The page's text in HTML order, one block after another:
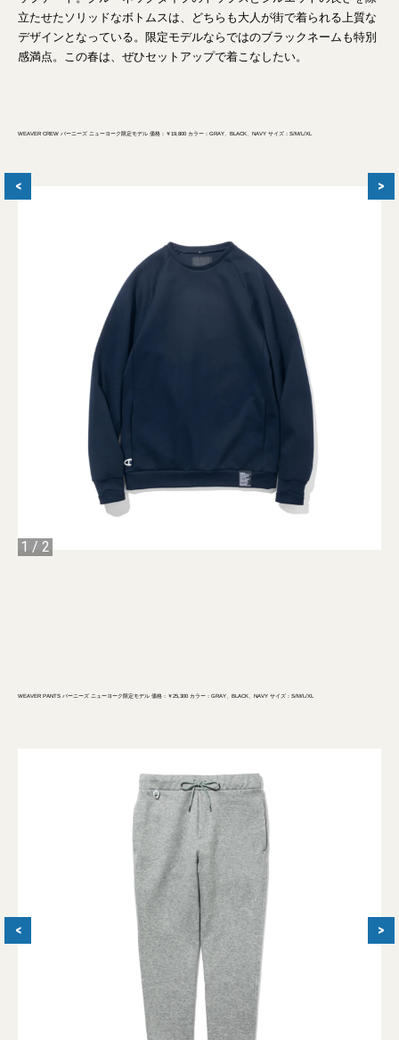
立たせたソリッドなボトムスは、どちらも大人が街で着られる上質な
デザインとなっている。限定モデルならではのブラックネームも特別
感満点。この春は、ぜひセットアップで着こなしたい。
WEAVER CREW バーニーズ ニューヨーク限定モデル 価格：￥19,800 カラー：GRAY、BLACK、NAVY サイズ：S/M/L/XL
1 / 2
< >
WEAVER PANTS バーニーズ ニューヨーク限定モデル 価格：￥25,300 カラー：GRAY、BLACK、NAVY サイズ：S/M/L/XL
< >